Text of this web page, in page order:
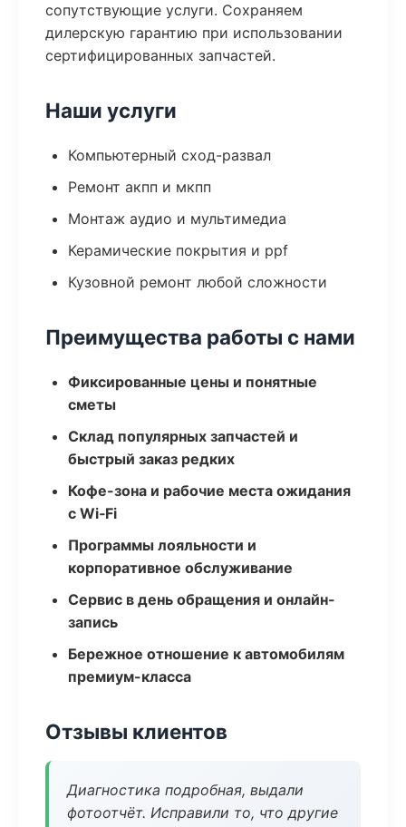
сопутствующие услуги. Сохраняем
дилерскую гарантию при использовании
сертифицированных запчастей.
Наши услуги
Компьютерный сход-развал
Ремонт акпп и мкпп
Монтаж аудио и мультимедиа
Керамические покрытия и ppf
Кузовной ремонт любой сложности
Преимущества работы с нами
Фиксированные цены и понятные
сметы
Склад популярных запчастей и
быстрый заказ редких
Кофе-зона и рабочие места ожидания
с Wi‑Fi
Программы лояльности и
корпоративное обслуживание
Сервис в день обращения и онлайн-
запись
Бережное отношение к автомобилям
премиум-класса
Отзывы клиентов
Диагностика подробная, выдали
фотоотчёт. Исправили то, что другие